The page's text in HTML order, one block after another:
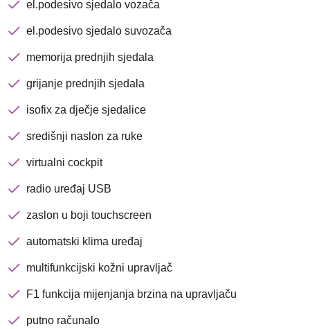
el.podesivo sjedalo vozača
el.podesivo sjedalo suvozača
memorija prednjih sjedala
grijanje prednjih sjedala
isofix za dječje sjedalice
središnji naslon za ruke
virtualni cockpit
radio uređaj USB
zaslon u boji touchscreen
automatski klima uređaj
multifunkcijski kožni upravljač
F1 funkcija mijenjanja brzina na upravljaču
putno računalo
Nova lokacija - Slavonska
avenija 102, Resnik
Brza pretraga